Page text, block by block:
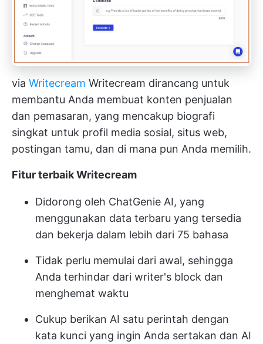
via Writecream Writecream dirancang untuk
membantu Anda membuat konten penjualan
dan pemasaran, yang mencakup biografi
singkat untuk profil media sosial, situs web,
postingan tamu, dan di mana pun Anda memilih.
Fitur terbaik Writecream
Didorong oleh ChatGenie AI, yang
menggunakan data terbaru yang tersedia
dan bekerja dalam lebih dari 75 bahasa
Tidak perlu memulai dari awal, sehingga
Anda terhindar dari writer's block dan
menghemat waktu
Cukup berikan AI satu perintah dengan
kata kunci yang ingin Anda sertakan dan AI